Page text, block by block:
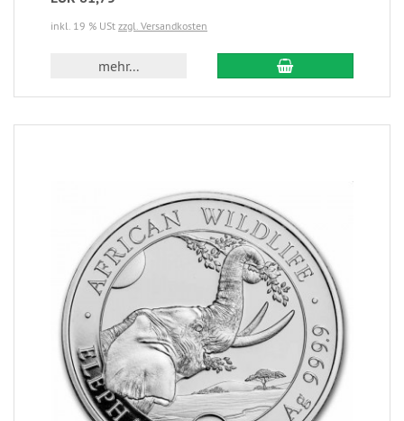
inkl. 19 % USt zzgl. Versandkosten
mehr...